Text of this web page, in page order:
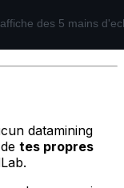
datamining
tes propres